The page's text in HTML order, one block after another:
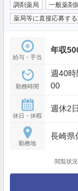
調剤薬局 一般薬剤
薬局等に直接応募する
給与・手当
年収
勤務時間
週40時
00
休日・休暇
週休2日
勤務地
長崎県
閲覧状況